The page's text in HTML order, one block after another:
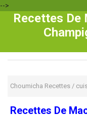
-->
Recettes De
Choumicha Recettes /
Recettes De